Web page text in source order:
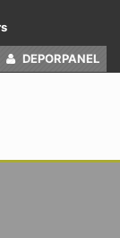
DEPORPANEL